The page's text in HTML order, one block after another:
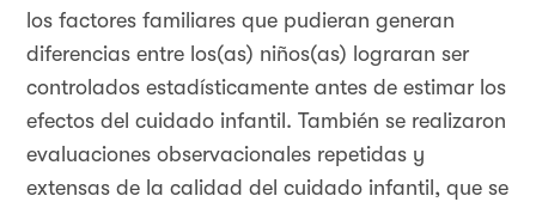
los factores familiares que pudieran generan
diferencias entre los(as) niños(as) lograran ser
controlados estadísticamente antes de estimar los
efectos del cuidado infantil. También se realizaron
evaluaciones observacionales repetidas y
extensas de la calidad del cuidado infantil, que se